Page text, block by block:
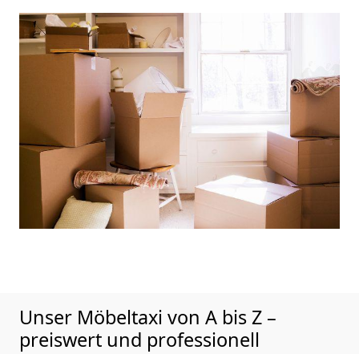
Unser Möbeltaxi von A bis Z –
preiswert und professionell